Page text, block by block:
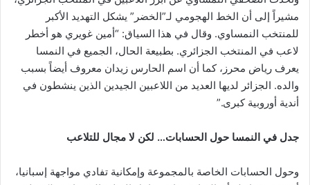
مشيراً إلى أن الخط الهجومي لـ”الخضر” يشكل التهديد الأكبر
للمنتخب النمساوي. وقال في هذا السياق: “أمين غويري هو أخطر
لاعب في المنتخب الجزائري. بطبيعة الحال، الجميع في النمسا
يعرف رياض محرز، كما أن اسم الحارس زيدان معروف أيضاً بسبب
والده. الجزائر لديها العديد من اللاعبين الجيدين الذين ينشطون في
أندية أوروبية كبرى.”
جدل في النمسا حول الحسابات… لكن لا مجال للتلاعب
وحول الحسابات الخاصة بالمجموعة وإمكانية تفادي مواجهة إسبانيا،